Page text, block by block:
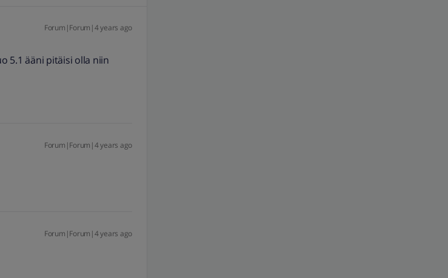
Forum|Forum|4 years ago
5.1 ääni pitäisi olla niin
Forum|Forum|4 years ago
Forum|Forum|4 years ago